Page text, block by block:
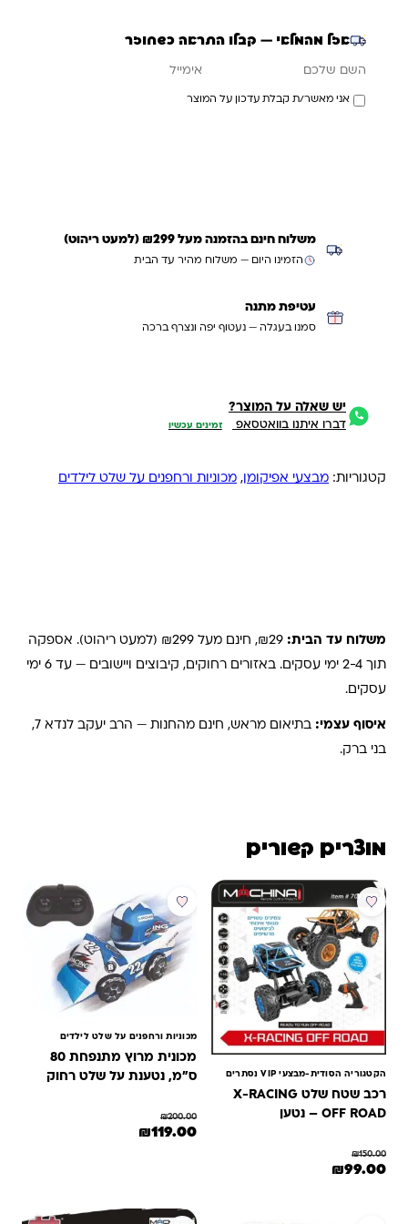
אזל מהמלאי — קבלו התראה כשחוזר
אני מאשר/ת קבלת עדכון על המוצר
משלוח חינם בהזמנה מעל ₪299 (למעט ריהוט)
הזמינו היום — משלוח מהיר עד הבית
עטיפת מתנה
סמנו בעגלה — נעטוף יפה ונצרף ברכה
יש שאלה על המוצר?
דברו איתנו בוואטסאפ זמינים עכשיו
קטגוריות: מבצעי אפיקומן , מכוניות ורחפנים על שלט לילדים
משלוח עד הבית: ₪29, חינם מעל ₪299 (למעט ריהוט). אספקה
תוך 2-4 ימי עסקים. באזורים רחוקים, קיבוצים ויישובים — עד 6 ימי
עסקים.
איסוף עצמי: בתיאום מראש, חינם מהחנות — הרב יעקב לנדא 7,
בני ברק.
מוצרים קשורים
מבצע
הקטגוריה הסודית-מבצעי VIP נסתרים
רכב שטח שלט X-RACING
OFF ROAD – נטען
₪150.00
המחיר המקורי היה: ₪150.00.
₪99.00
מבצע
מכוניות ורחפנים על שלט לילדים
מכונית מרוץ מתנפחת 80
ס"מ, נטענת על שלט רחוק
₪200.00
המחיר המקורי היה: ₪200.00.
₪119.00